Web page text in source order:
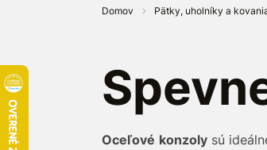
Domov Pätky, uholníky a
Oceľové konzoly sú